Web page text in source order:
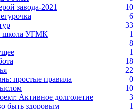
завода-2021
10
6
33
школа УГМК
1
8
1
18
22
простые правила
0
10
Активное долголетие
3
быть здоровым
1